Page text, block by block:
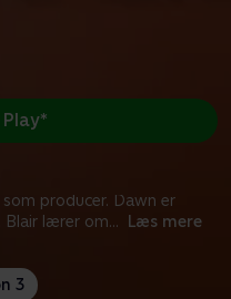
producer. Dawn er
Blair lærer om... Læs mere
Play*
3